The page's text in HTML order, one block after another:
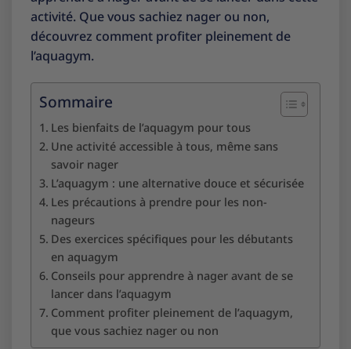
activité. Que vous sachiez nager ou non,
découvrez comment profiter pleinement de
l’aquagym.
Sommaire
Les bienfaits de l’aquagym pour tous
Une activité accessible à tous, même sans
savoir nager
L’aquagym : une alternative douce et sécurisée
Les précautions à prendre pour les non-
nageurs
Des exercices spécifiques pour les débutants
en aquagym
Conseils pour apprendre à nager avant de se
lancer dans l’aquagym
Comment profiter pleinement de l’aquagym,
que vous sachiez nager ou non